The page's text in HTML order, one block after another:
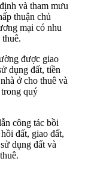
và tham mưu
thuận chủ
mại có nhu
được giao
dụng đất, tiền
ở cho thuê và
quý
công tác bồi
đất, giao đất,
dụng đất và